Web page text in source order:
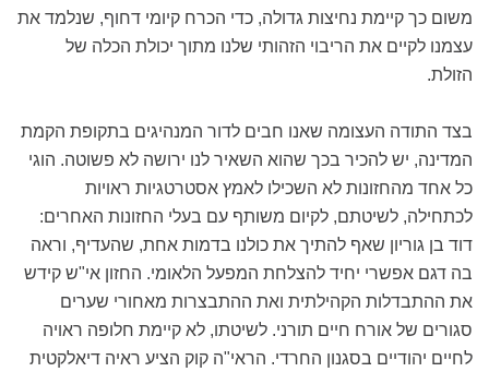
משום כך קיימת נחיצות גדולה, כדי הכרח קיומי דחוף, שנלמד את
עצמנו לקיים את הריבוי הזהותי שלנו מתוך יכולת הכלה של
הזולת.
בצד התודה העצומה שאנו חבים לדור המנהיגים בתקופת הקמת
המדינה, יש להכיר בכך שהוא השאיר לנו ירושה לא פשוטה. הוגי
כל אחד מהחזונות לא השכילו לאמץ אסטרטגיות ראויות
לכתחילה, לשיטתם, לקיום משותף עם בעלי החזונות האחרים:
דוד בן גוריון שאף להתיך את כולנו בדמות אחת, שהעדיף, וראה
בה דגם אפשרי יחיד להצלחת המפעל הלאומי. החזון אי"ש קידש
את ההתבדלות הקהילתית ואת ההתבצרות מאחורי שערים
סגורים של אורח חיים תורני. לשיטתו, לא קיימת חלופה ראויה
לחיים יהודיים בסגנון החרדי. הראי"ה קוק הציע ראיה דיאלקטית